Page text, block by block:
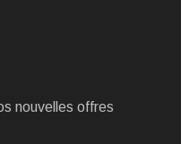
nouvelles offres